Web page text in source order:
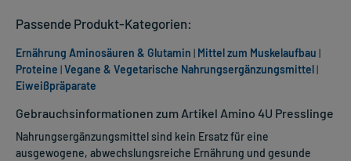
Gebrauchsinformationen zum Artikel Amino 4U Presslinge
Nahrungsergänzungsmittel sind kein Ersatz für eine
ausgewogene, abwechslungsreiche Ernährung und gesunde
Passende Produkt-Kategorien:
Ernährung Aminosäuren & Glutamin | Mittel zum Muskelaufbau |
Proteine |Vegane & Vegetarische Nahrungsergänzungsmittel|
Eiweißpräparate